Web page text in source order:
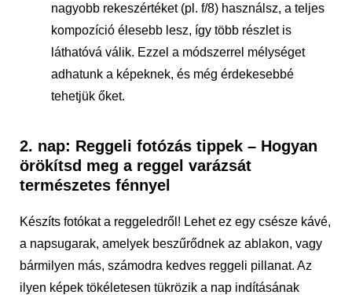
nagyobb rekeszértéket (pl. f/8) használsz, a teljes
kompozíció élesebb lesz, így több részlet is
láthatóvá válik. Ezzel a módszerrel mélységet
adhatunk a képeknek, és még érdekesebbé
tehetjük őket.
2. nap: Reggeli fotózás tippek – Hogyan
örökítsd meg a reggel varázsát
természetes fénnyel
Készíts fotókat a reggeledről! Lehet ez egy csésze kávé,
a napsugarak, amelyek beszűrődnek az ablakon, vagy
bármilyen más, számodra kedves reggeli pillanat. Az
ilyen képek tökéletesen tükrözik a nap indításának